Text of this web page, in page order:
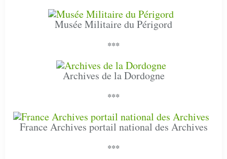
Musée Militaire du Périgord
***
Archives de la Dordogne
***
France Archives portail national des Archives
***